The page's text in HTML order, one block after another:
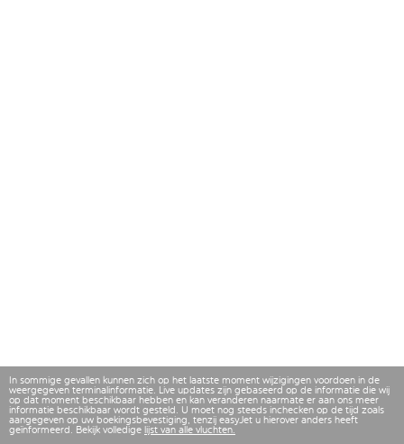
In sommige gevallen kunnen zich op het laatste moment wijzigingen voordoen in de
weergegeven terminalinformatie. Live updates zijn gebaseerd op de informatie die wij
op dat moment beschikbaar hebben en kan veranderen naarmate er aan ons meer
informatie beschikbaar wordt gesteld. U moet nog steeds inchecken op de tijd zoals
aangegeven op uw boekingsbevestiging, tenzij easyJet u hierover anders heeft
geïnformeerd. Bekijk volledige lijst van alle vluchten.